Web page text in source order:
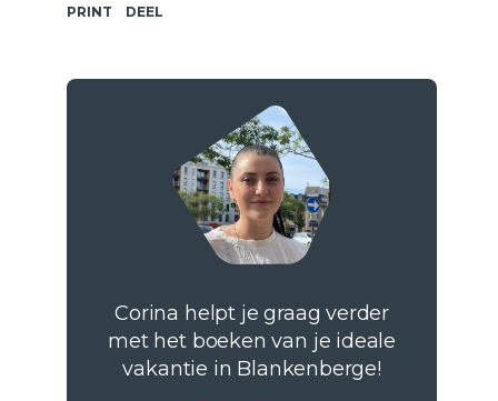
PRINT DEEL
Corina helpt je graag verder
met het boeken van je ideale
vakantie in Blankenberge!